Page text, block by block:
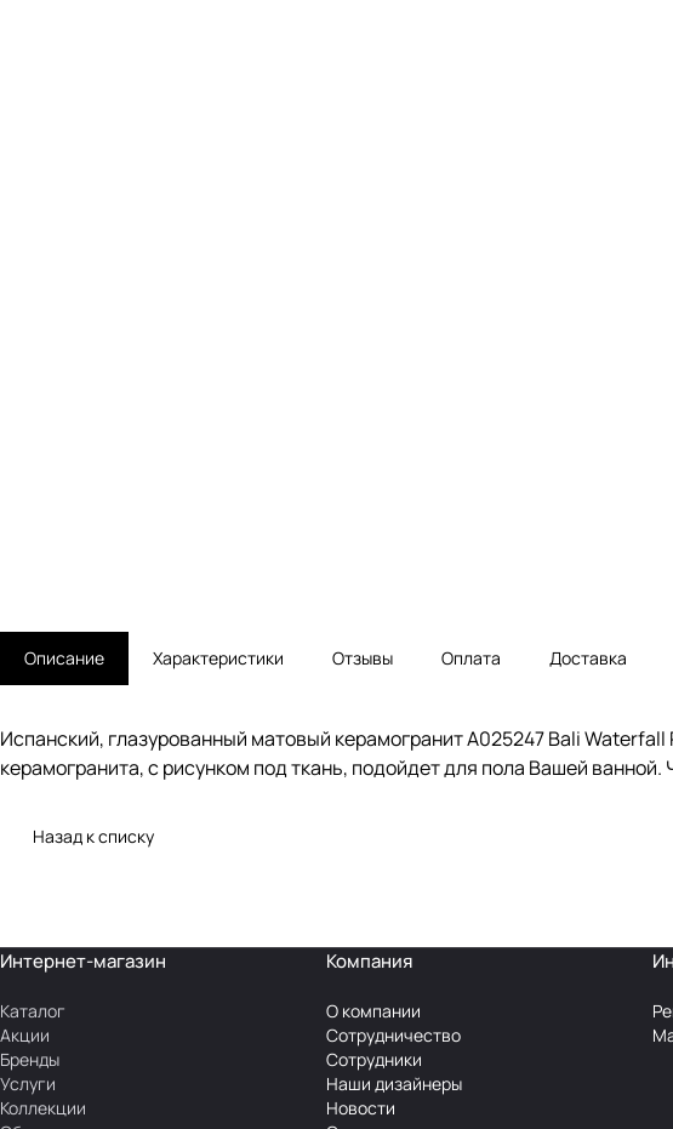
Описание Характеристики Отзывы Оплата Доставка
Испанский, глазурованный матовый керамогранит A025247 Bali
керамогранита, с рисунком под ткань, подойдет для пола Вашей
Назад к списку
Интернет-магазин
Каталог
Акции
Бренды
Услуги
Коллекции
Компания
О компании
Сотрудничество
Сотрудники
Наши дизайнеры
Новости